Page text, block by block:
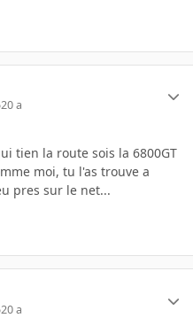
20 a
tien la route sois la 6800GT
moi, tu l'as trouve a
pres sur le net...
20 a